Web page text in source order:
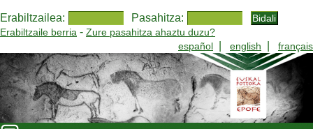
Erabiltzailea: Pasahitza:
Erabiltzaile berria - Zure pasahitza ahaztu duzu?
español
english français